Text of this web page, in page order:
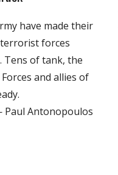
have made their
forces
of tank, the
and allies of
Paul Antonopoulos